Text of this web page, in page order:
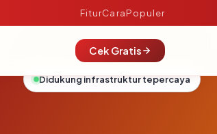
FiturCaraPopuler
Cek Gratis
Didukung infrastruktur tepercaya